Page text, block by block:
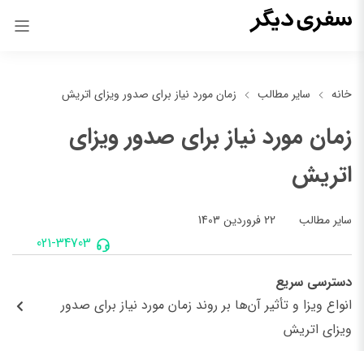
خانه سایر مطالب زمان مورد نیاز برای صدور ویزای اتریش
زمان مورد نیاز برای صدور ویزای
اتریش
سایر مطالب 22 فروردین 1403
021-34703
دسترسی سریع
انواع ویزا و تأثیر آن‌ها بر روند زمان مورد نیاز برای صدور
ویزای اتریش